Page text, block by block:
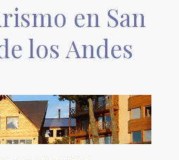
en San
los Andes